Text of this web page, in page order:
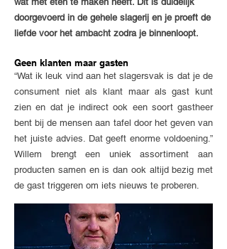
doorgevoerd in de gehele slagerij en je proeft de
liefde voor het ambacht zodra je binnenloopt.
Geen klanten maar gasten
“Wat ik leuk vind aan het slagersvak is dat je de
consument niet als klant maar als gast kunt
zien en dat je indirect ook een soort gastheer
bent bij de mensen aan tafel door het geven van
het juiste advies. Dat geeft enorme voldoening.”
Willem brengt een uniek assortiment aan
producten samen en is dan ook altijd bezig met
de gast triggeren om iets nieuws te proberen.